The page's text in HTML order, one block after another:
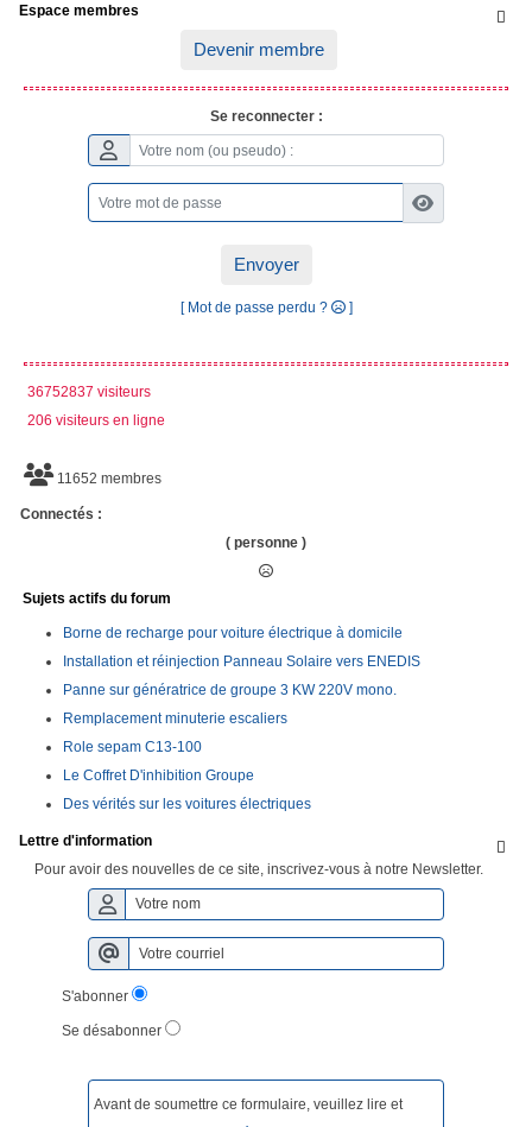

Espace membres
Devenir membre
Se reconnecter :
Envoyer
[ Mot de passe perdu ? ]
36752837 visiteurs
206 visiteurs en ligne
11652 membres
Connectés :
( personne )
Sujets actifs du forum
Borne de recharge pour voiture électrique à domicile
Installation et réinjection Panneau Solaire vers ENEDIS
Panne sur génératrice de groupe 3 KW 220V mono.
Remplacement minuterie escaliers
Role sepam C13-100
Le Coffret D'inhibition Groupe
Des vérités sur les voitures électriques

Lettre d'information
Pour avoir des nouvelles de ce site, inscrivez-vous à notre Newsletter.
S'abonner
Se désabonner
Avant de soumettre ce formulaire, veuillez lire et